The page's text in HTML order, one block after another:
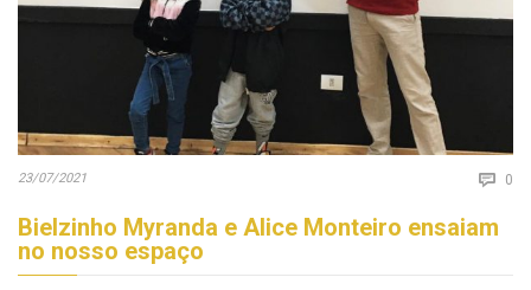
23/07/2021  0
Bielzinho Myranda e Alice Monteiro ensaiam
no nosso espaço